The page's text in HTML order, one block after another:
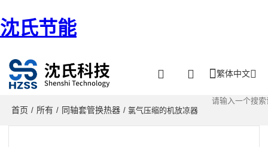
沈氏节能
繁体中文
首页 / 所有 / 同轴套管换热器 / 氯气压缩的机放凉器